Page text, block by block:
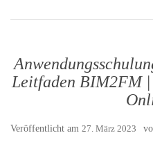
Leitfaden BIM2FM
Veröffentlicht am 27. März 2023